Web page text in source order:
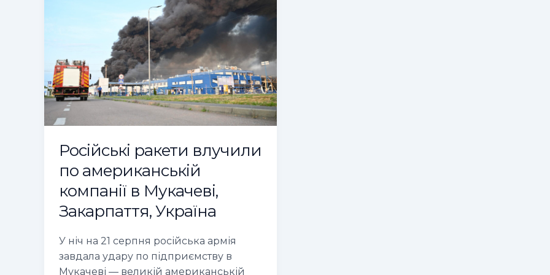
Російські ракети влучили
по американській
компанії в Мукачеві,
Закарпаття, Україна
У ніч на 21 серпня російська армія
завдала удару по підприємству в
Мукачеві — великій американській
американській
в
Мукачеві,
Закарпаття,
Україна